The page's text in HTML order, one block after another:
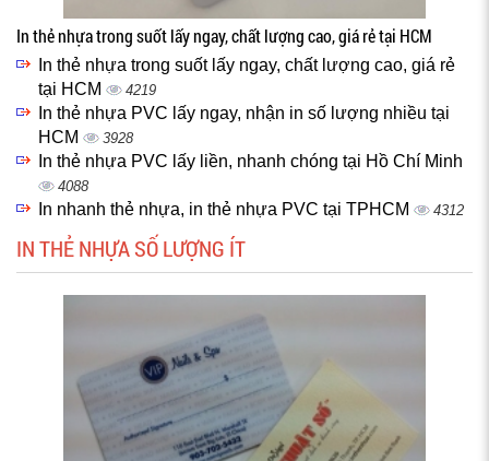
In thẻ nhựa trong suốt lấy ngay, chất lượng cao, giá rẻ tại HCM
In thẻ nhựa trong suốt lấy ngay, chất lượng cao, giá rẻ
tại HCM
4219
In thẻ nhựa PVC lấy ngay, nhận in số lượng nhiều tại
HCM
3928
In thẻ nhựa PVC lấy liền, nhanh chóng tại Hồ Chí Minh
4088
In nhanh thẻ nhựa, in thẻ nhựa PVC tại TPHCM 4312
IN THẺ NHỰA SỐ LƯỢNG ÍT